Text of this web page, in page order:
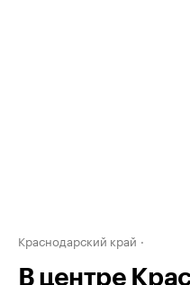
Краснодарский край
В центре